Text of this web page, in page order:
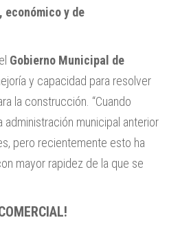
y de
Gobierno Municipal de
y capacidad para resolver
la construcción. “Cuando
administración municipal anterior
pero recientemente esto ha
mayor rapidez de la que se